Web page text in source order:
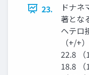
23.
ドナネ
著とな
ヘテロ
（+/+
22.8 （
18.8 （